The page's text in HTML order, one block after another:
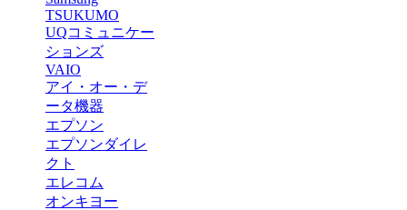
TSUKUMO
UQコミュニケー
ションズ
VAIO
アイ・オー・デ
ータ機器
エプソン
エプソンダイレ
クト
エレコム
オンキヨー